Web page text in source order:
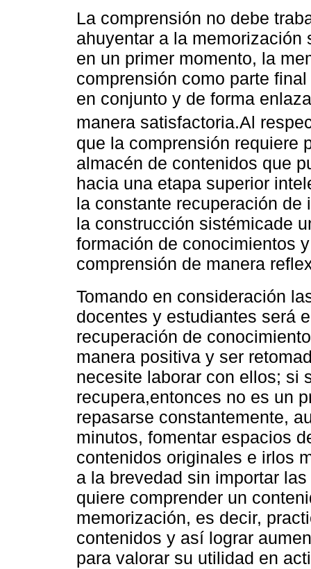
La comprensión no debe
ahuyentar a la memorización
en un primer momento, la
comprensión como parte
en conjunto y de forma
manera satisfactoria.Al
que la comprensión requiere
almacén de contenidos que
hacia una etapa superior
la constante recuperación de
la construcción sistémicade
formación de conocimientos
comprensión de manera
Tomando en consideración
docentes y estudiantes será
recuperación de
manera positiva y ser
necesite laborar con ellos; si
recupera,entonces no es un
repasarse constantemente,
minutos, fomentar espacios
contenidos originales e irlos
a la brevedad sin importar
quiere comprender un
memorización, es decir,
contenidos y así lograr
para valorar su utilidad en